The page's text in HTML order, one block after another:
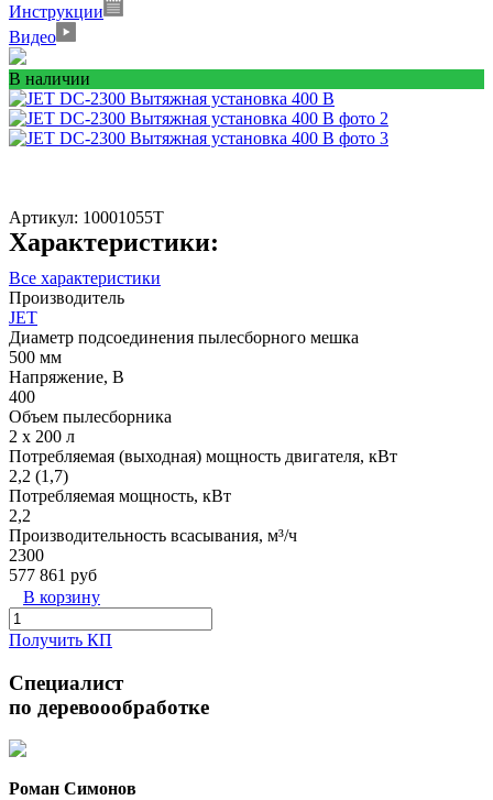
Инструкции
Видео
В наличии
Артикул: 10001055T
Характеристики:
Все характеристики
Производитель
JET
Диаметр подсоединения пылесборного мешка
500 мм
Напряжение, В
400
Объем пылесборника
2 х 200 л
Потребляемая (выходная) мощность двигателя, кВт
2,2 (1,7)
Потребляемая мощность, кВт
2,2
Производительность всасывания, м³/ч
2300
577 861 руб
В корзину
Получить КП
Специалист
по деревоообработке
Роман Симонов